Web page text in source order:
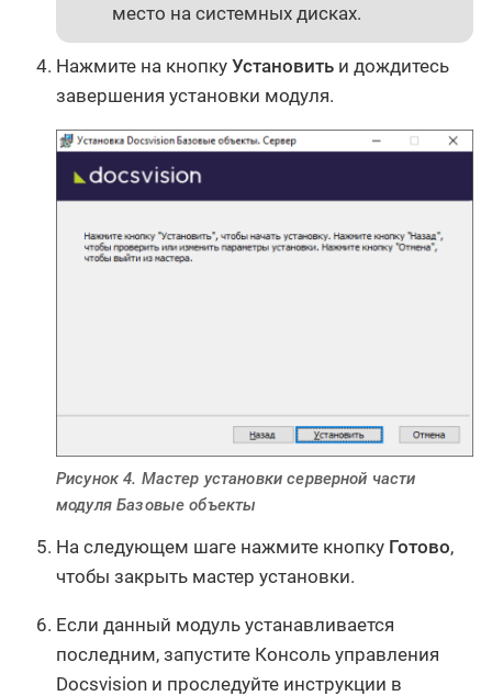
место на системных дисках.
Нажмите на кнопку Установить и дождитесь
завершения установки модуля.
Рисунок 4. Мастер установки серверной части
модуля Базовые объекты
На следующем шаге нажмите кнопку Готово,
чтобы закрыть мастер установки.
Если данный модуль устанавливается
последним, запустите Консоль управления
Docsvision и проследуйте инструкции в